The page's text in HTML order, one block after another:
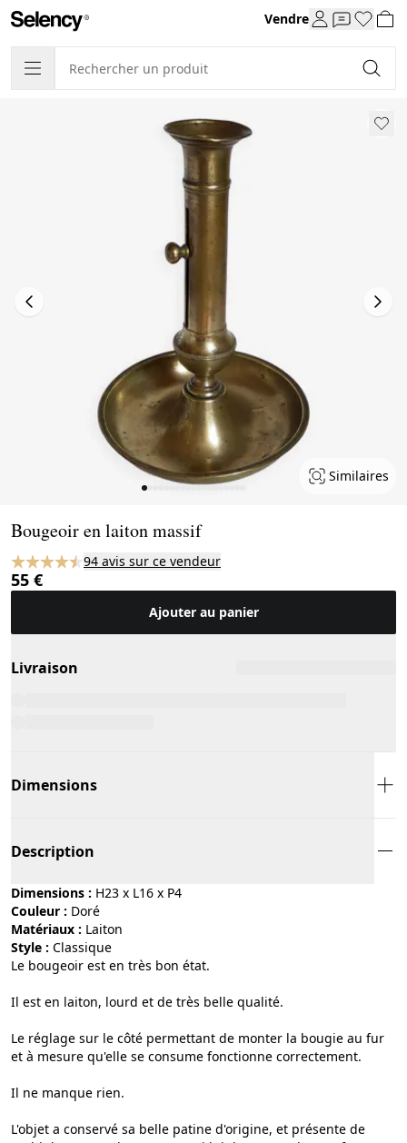
Vendre
Similaires
Bougeoir en laiton massif
94 avis sur ce vendeur
55 €
Ajouter au panier
Livraison
Dimensions
Description
Dimensions : H23 x L16 x P4
Couleur :
doré
Matériaux :
laiton
Style :
classique
Le bougeoir est en très bon état.
Il est en laiton, lourd et de très belle qualité.
Le réglage sur le côté permettant de monter la bougie au fur
et à mesure qu'elle se consume fonctionne correctement.
Il ne manque rien.
L'objet a conservé sa belle patine d'origine, et présente de